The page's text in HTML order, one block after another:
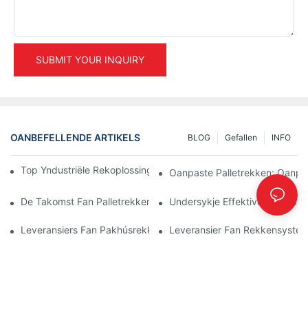
SUBMIT YOUR INQUIRY
OANBEFELLENDE ARTIKELS INFO
Gefallen
BLOG
Top Yndustriële Rekoplossingen Foar Effisjint Pakhúsbehear
Oanpaste Palletrekken:
De Takomst Fan Palletrekken: Trends En Ynnovaasjes
Undersykje Effektive
Leveransiers Fan Pakhúsrekken: Wêr't Jo Op Moatte Lette
Leveransier Fan